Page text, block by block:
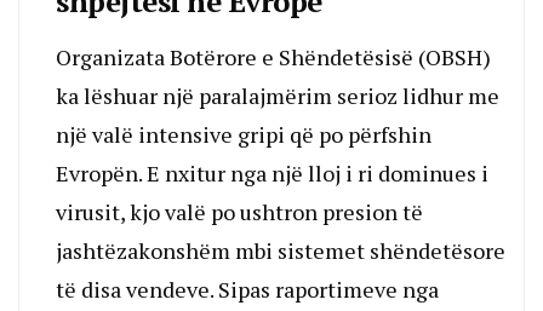
Organizata Botërore e Shëndetësisë (OBSH)
ka lëshuar një paralajmërim serioz lidhur me
një valë intensive gripi që po përfshin
Evropën. E nxitur nga një lloj i ri dominues i
virusit, kjo valë po ushtron presion të
jashtëzakonshëm mbi sistemet shëndetësore
të disa vendeve. Sipas raportimeve nga